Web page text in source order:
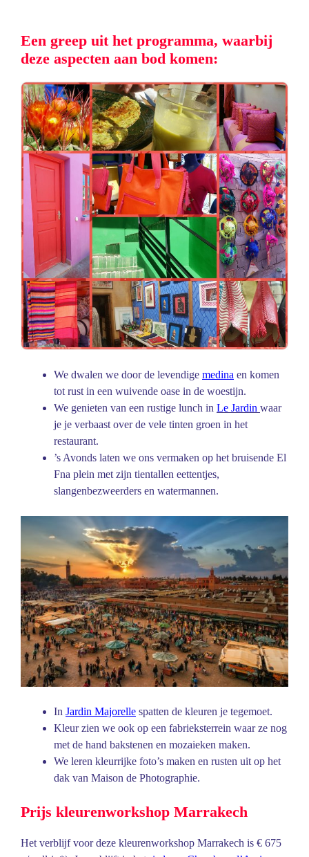
Een greep uit het programma, waarbij
deze aspecten aan bod komen:
We dwalen we door de levendige medina en komen
tot rust in een wuivende oase in de woestijn.
We genieten van een rustige lunch in Le Jardin waar
je je verbaast over de vele tinten groen in het
restaurant.
’s Avonds laten we ons vermaken op het bruisende El
Fna plein met zijn tientallen eettentjes,
slangenbezweerders en watermannen.
In Jardin Majorelle spatten de kleuren je tegemoet.
Kleur zien we ook op een fabrieksterrein waar ze nog
met de hand bakstenen en mozaieken maken.
We leren kleurrijke foto’s maken en rusten uit op het
dak van Maison de Photographie.
Prijs kleurenworkshop Marrakech
Het verblijf voor deze kleurenworkshop Marrakech is € 675